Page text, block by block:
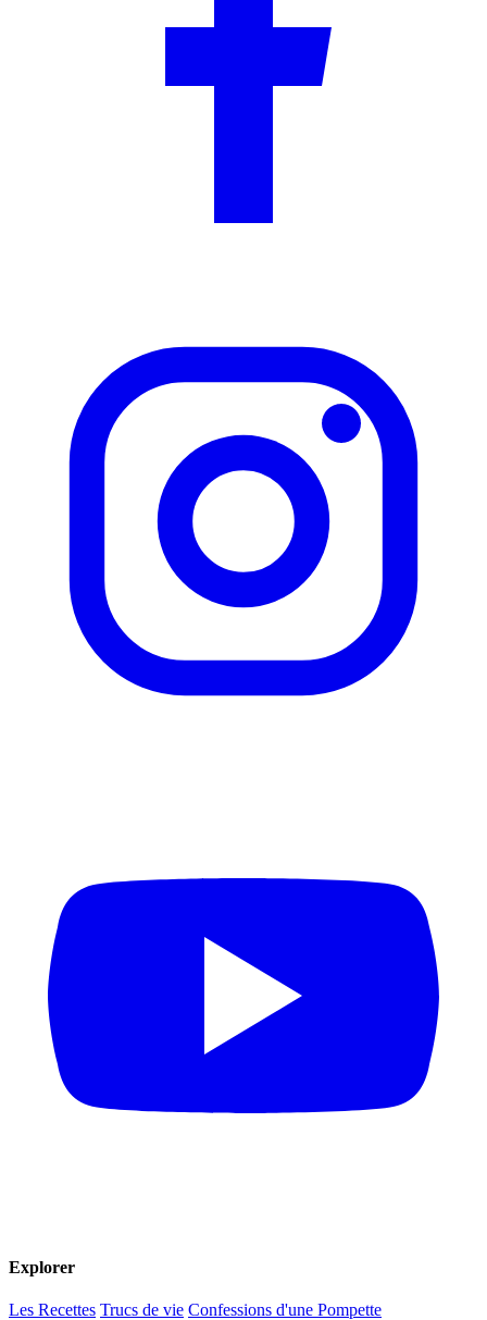
Explorer
Les Recettes Trucs de vie Confessions d'une Pompette